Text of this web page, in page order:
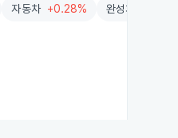
자동차 +0.28% 완성차생산